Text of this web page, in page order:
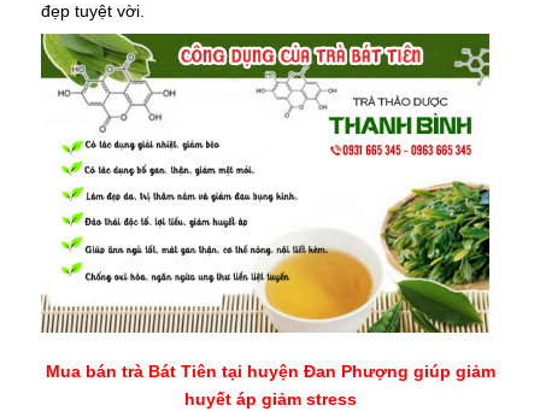
đẹp tuyệt vời.
Mua bán trà Bát Tiên tại huyện Đan Phượng giúp giảm
huyết áp giảm stress